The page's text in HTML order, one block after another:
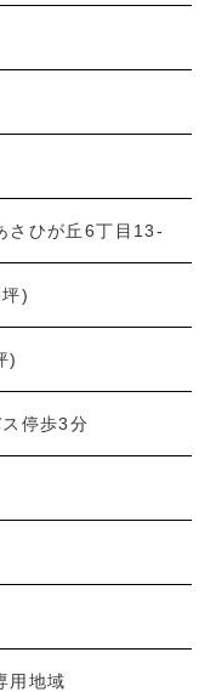
2LDK+S
さひが丘6丁目13-
)
)
停歩3分
用地域